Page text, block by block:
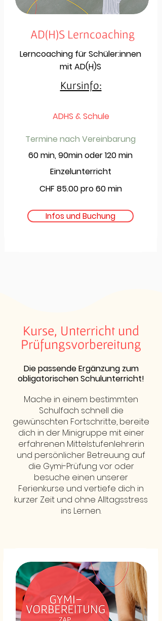
AD(H)S Lerncoaching
Lerncoaching für Schüler:innen
mit AD(H)S
Kursinfo:
ADHS & Schule
Termine nach Vereinbarung
60 min, 90min oder 120 min
Einzelunterricht
CHF 85.00 pro 60 min
Infos und Buchung
Kurse, Unterricht und
Prüfungsvorbereitung
Die passende Ergänzung zum
obligatorischen Schulunterricht!
Mache in einem bestimmten
Schulfach schnell die
gewünschten Fortschritte, bereite
dich in der Minigruppe mit einer
erfahrenen Mittelstufenlehrerin
und persönlicher Betreuung auf
die Gymi-Prüfung vor oder
besuche einen unserer
Ferienkurse und vertiefe dich in
kurzer Zeit und ohne Alltagsstress
ins Lernen.